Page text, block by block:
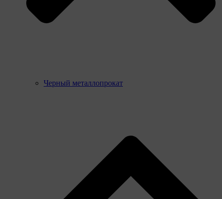
Черный металлопрокат